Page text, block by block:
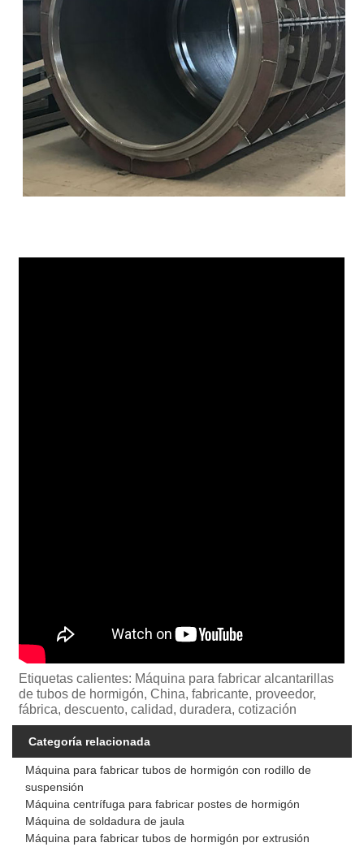
Etiquetas calientes: Máquina para fabricar alcantarillas
de tubos de hormigón, China, fabricante, proveedor,
fábrica, descuento, calidad, duradera, cotización
Categoría relacionada
Máquina para fabricar tubos de hormigón con rodillo de
suspensión
Máquina centrífuga para fabricar postes de hormigón
Máquina de soldadura de jaula
Máquina para fabricar tubos de hormigón por extrusión